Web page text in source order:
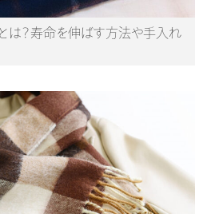
は？寿命を伸ばす方法や手入れ